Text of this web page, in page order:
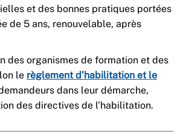
et des bonnes pratiques portées
de 5 ans, renouvelable, après
des organismes de formation et des
le règlement d’habilitation et le
dans leur démarche,
des directives de l’habilitation.